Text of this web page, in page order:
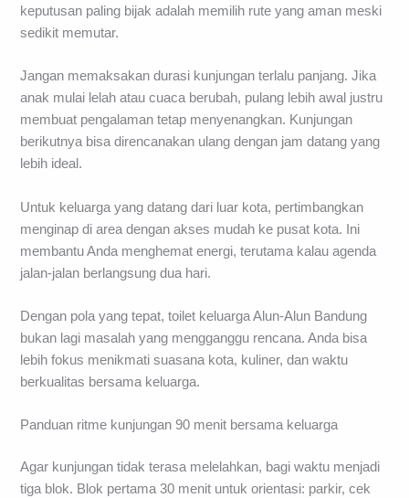
keputusan paling bijak adalah memilih rute yang aman meski
sedikit memutar.
Jangan memaksakan durasi kunjungan terlalu panjang. Jika
anak mulai lelah atau cuaca berubah, pulang lebih awal justru
membuat pengalaman tetap menyenangkan. Kunjungan
berikutnya bisa direncanakan ulang dengan jam datang yang
lebih ideal.
Untuk keluarga yang datang dari luar kota, pertimbangkan
menginap di area dengan akses mudah ke pusat kota. Ini
membantu Anda menghemat energi, terutama kalau agenda
jalan-jalan berlangsung dua hari.
Dengan pola yang tepat, toilet keluarga Alun-Alun Bandung
bukan lagi masalah yang mengganggu rencana. Anda bisa
lebih fokus menikmati suasana kota, kuliner, dan waktu
berkualitas bersama keluarga.
Panduan ritme kunjungan 90 menit bersama keluarga
Agar kunjungan tidak terasa melelahkan, bagi waktu menjadi
tiga blok. Blok pertama 30 menit untuk orientasi: parkir, cek